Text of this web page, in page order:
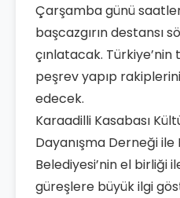
Çarşamba günü
başcazgırın destansı
çınlatacak. Türkiye’nin
peşrev yapıp
edecek.
Karaadilli Kasabası
Dayanışma Derneği ile
Belediyesi’nin el birliği
güreşlere büyük ilgi